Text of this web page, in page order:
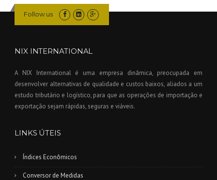
Follow us
NIX INTERNATIONAL
A NIX International é uma empresa dinâmica, preocupada em
desenvolver alternativas de qualidade e custos baixos, aliados a um
estudo tributário e logístico, para que as operações de importação e
exportação sejam rápidas, seguras e viáveis.
LINKS ÚTEIS
Índices Econômicos
Conversor de Medidas